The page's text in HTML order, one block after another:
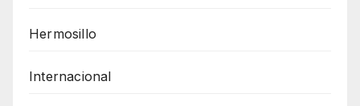
Hermosillo
Internacional